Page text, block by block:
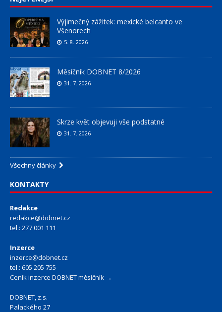
Výjimečný zážitek: mexické belcanto ve
Všenorech
5. 8. 2026
Měsíčník DOBNET 8/2026
31. 7. 2026
Skrze květ objevuji vše podstatné
31. 7. 2026
Všechny články
KONTAKTY
Redakce
redakce@dobnet.cz
tel.: 277 001 111
Inzerce
inzerce@dobnet.cz
tel.: 605 205 755
Ceník inzerce DOBNET měsíčník →
DOBNET, z.s.
Palackého 27